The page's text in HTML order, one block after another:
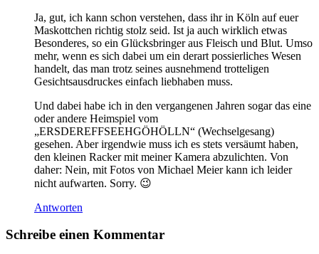
Ja, gut, ich kann schon verstehen, dass ihr in Köln auf euer
Maskottchen richtig stolz seid. Ist ja auch wirklich etwas
Besonderes, so ein Glücksbringer aus Fleisch und Blut. Umso
mehr, wenn es sich dabei um ein derart possierliches Wesen
handelt, das man trotz seines ausnehmend trotteligen
Gesichtsausdruckes einfach liebhaben muss.
Und dabei habe ich in den vergangenen Jahren sogar das eine
oder andere Heimspiel vom
„ERSDEREFFSEEHGÖHÖLLN“ (Wechselgesang)
gesehen. Aber irgendwie muss ich es stets versäumt haben,
den kleinen Racker mit meiner Kamera abzulichten. Von
daher: Nein, mit Fotos von Michael Meier kann ich leider
nicht aufwarten. Sorry. 😉
Antworten
Schreibe einen Kommentar